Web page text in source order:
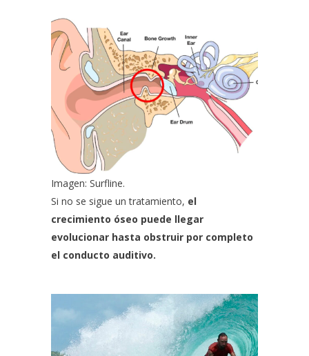
Imagen: Surfline.
Si no se sigue un tratamiento, el
crecimiento óseo puede llegar
evolucionar hasta obstruir por completo
el conducto auditivo.